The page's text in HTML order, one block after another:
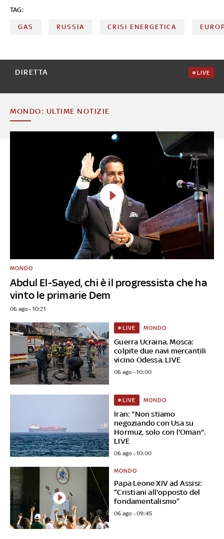
TAG:
GAS RUSSIA CRISI ENERGETICA
DIRETTA LIVE
MONDO: ULTIME NOTIZIE
Abdul El-Sayed, chi è il progressista che ha
vinto le primarie Dem
MONDO
06 ago - 10:21
Guerra Ucraina. Mosca:
colpite due navi mercantili
vicino Odessa. LIVE
LIVE MONDO
06 ago - 10:00
Iran: "Non stiamo
negoziando con Usa su
Hormuz, solo con l'Oman".
LIVE
LIVE MONDO
06 ago - 10:00
Papa Leone XIV ad Assisi:
”Cristiani all'opposto del
fondamentalismo”
MONDO
06 ago - 09:45